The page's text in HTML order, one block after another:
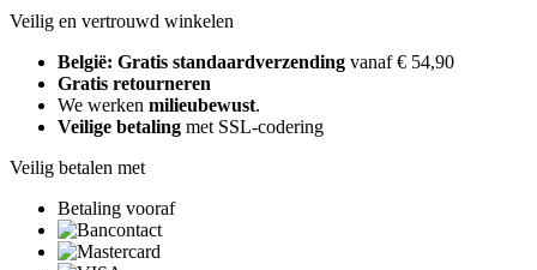
Veilig en vertrouwd winkelen
België: Gratis standaardverzending vanaf € 54,90
Gratis retourneren
We werken milieubewust.
Veilige betaling met SSL-codering
Veilig betalen met
Betaling vooraf